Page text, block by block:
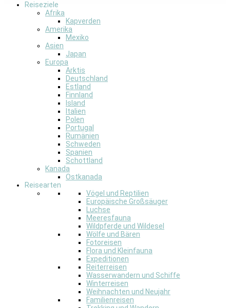
Reiseziele
Afrika
Kapverden
Amerika
Mexiko
Asien
Japan
Europa
Arktis
Deutschland
Estland
Finnland
Island
Italien
Polen
Portugal
Rumänien
Schweden
Spanien
Schottland
Kanada
Ostkanada
Reisearten
Vögel und Reptilien
Europäische Großsäuger
Luchse
Meeresfauna
Wildpferde und Wildesel
Wölfe und Bären
Fotoreisen
Flora und Kleinfauna
Expeditionen
Reiterreisen
Wasserwandern und Schiffe
Winterreisen
Weihnachten und Neujahr
Familienreisen